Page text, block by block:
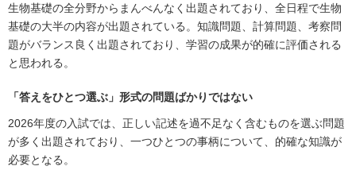
生物基礎の全分野からまんべんなく出題されており、全日程で生物
基礎の大半の内容が出題されている。知識問題、計算問題、考察問
題がバランス良く出題されており、学習の成果が的確に評価される
と思われる。
「答えをひとつ選ぶ」形式の問題ばかりではない
2026年度の入試では、正しい記述を過不足なく含むものを選ぶ問題
が多く出題されており、一つひとつの事柄について、的確な知識が
必要となる。